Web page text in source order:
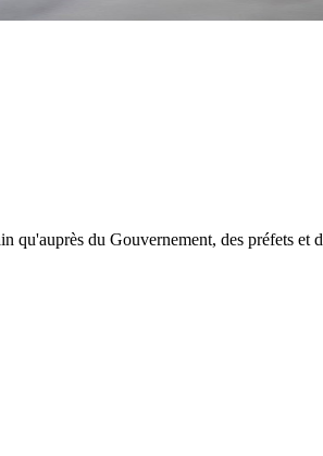
qu'auprès du Gouvernement, des préfets et